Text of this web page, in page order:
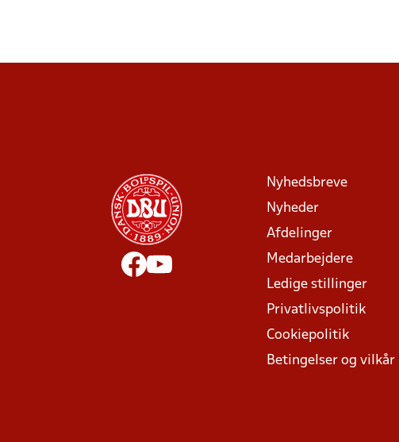
Nyhedsbreve
Nyheder
Afdelinger
Medarbejdere
Ledige stillinger
Privatlivspolitik
Cookiepolitik
Betingelser og vilkår